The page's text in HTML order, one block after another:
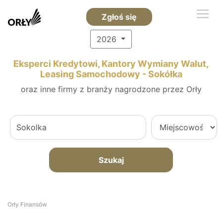
Zgłoś się
2026
Eksperci Kredytowi, Kantory Wymiany Walut,
Leasing Samochodowy - Sokółka
oraz inne firmy z branży nagrodzone przez Orły
Szukaj
Orły Finansów